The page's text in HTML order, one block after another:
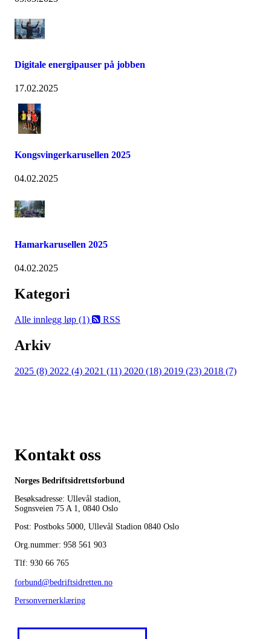
Digitale energipauser på jobben
17.02.2025
Kongsvingerkarusellen 2025
04.02.2025
Hamarkarusellen 2025
04.02.2025
Kategori
Alle innlegg løp (1) RSS
Arkiv
2025 (8) 2022 (4) 2021 (11) 2020 (18) 2019 (23) 2018 (7)
Kontakt oss
Norges Bedriftsidrettsforbund
Besøksadresse: Ullevål stadion,
Sognsveien 75 A 1, 0840 Oslo
Post: Postboks 5000, Ullevål Stadion 0840 Oslo
Org.nummer: 958 561 903
Tlf: 930 66 765
forbund@bedriftsidretten.no
Personvernerklæring